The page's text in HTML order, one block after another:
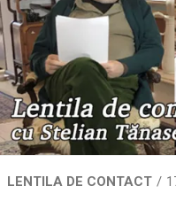
LENTILA DE CONTACT